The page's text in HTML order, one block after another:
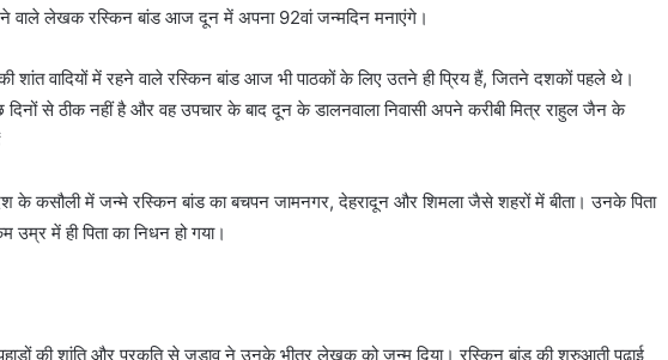
वाले लेखक रस्किन बांड आज दून में अपना 92वां जन्मदिन मनाएंगे।
शांत वादियों में रहने वाले रस्किन बांड आज भी पाठकों के लिए उतने ही प्रिय हैं, जितने दशकों पहले थे।
दिनों से ठीक नहीं है और वह उपचार के बाद दून के डालनवाला निवासी अपने करीबी मित्र राहुल जैन के
के कसौली में जन्मे रस्किन बांड का बचपन जामनगर, देहरादून और शिमला जैसे शहरों में बीता। उनके पिता
में ही पिता का निधन हो गया।
की शांति और प्रकृति से जुड़ाव ने उनके भीतर लेखक को जन्म दिया। रस्किन बांड की शुरुआती पढ़ाई